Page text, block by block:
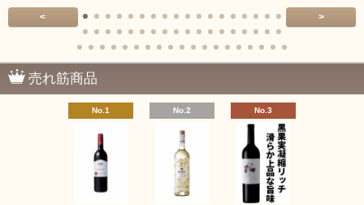
< >
売れ筋商品
No.1 No.2 No.3